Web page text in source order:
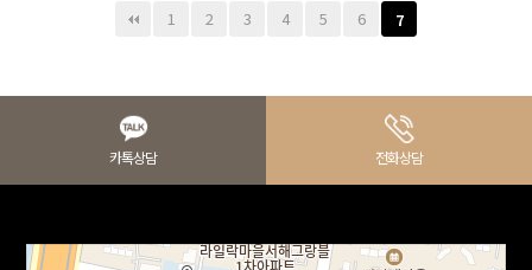
1 2 3 4 5 6 7
카톡상담 전화상담